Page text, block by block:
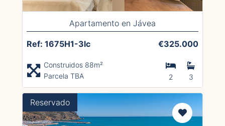
Apartamento en Jávea
Ref: 1675H1-3lc €325.000
Construidos 88m²
Parcela TBA
2 3
Reservado